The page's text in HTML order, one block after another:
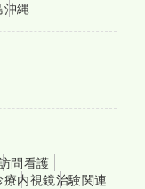
沖縄
問看護
療内視鏡治験関連